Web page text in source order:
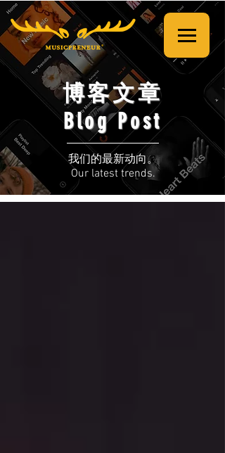
博客文章
Blog Post
我们的最新动向。
Our latest trends.